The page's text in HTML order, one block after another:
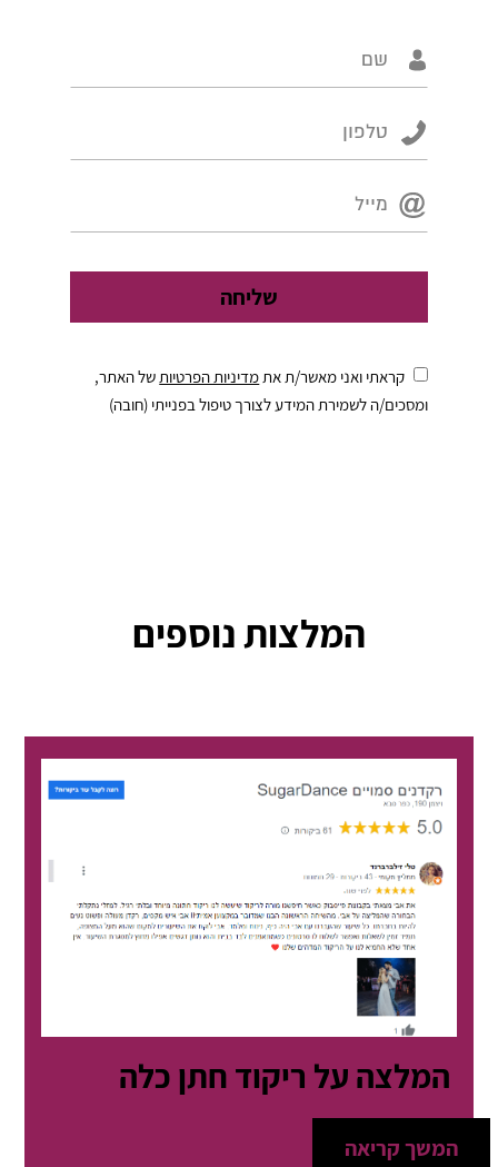
קראתי ואני מאשר/ת אתמדיניות הפרטיותשל האתר,
ומסכים/ה לשמירת המידע לצורך טיפול בפנייתי (חובה)
המלצות נוספים
המלצה על ריקוד חתן כלה
המשך קריאה